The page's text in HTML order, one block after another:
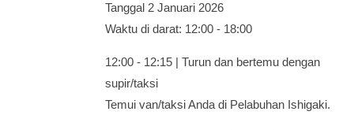
Tanggal 2 Januari 2026
Waktu di darat: 12:00 - 18:00
12:00 - 12:15 | Turun dan bertemu dengan
supir/taksi
Temui van/taksi Anda di Pelabuhan Ishigaki.